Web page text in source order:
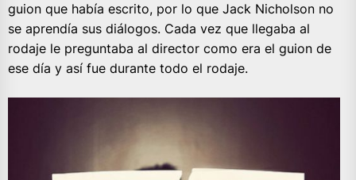
guion que había escrito, por lo que Jack Nicholson no
se aprendía sus diálogos. Cada vez que llegaba al
rodaje le preguntaba al director como era el guion de
ese día y así fue durante todo el rodaje.